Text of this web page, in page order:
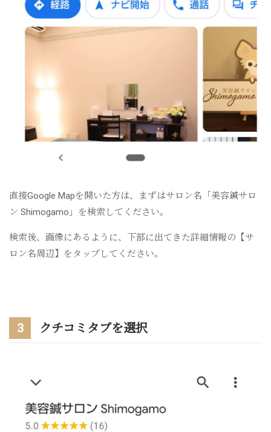
直接Google Mapを開いた方は、まずはサロン名「美容鍼サロ
ン Shimogamo」を検索してください。
検索後、画像にあるように、下部に出てきた詳細情報の【サ
ロン名周辺】をタップしてください。
3 クチコミタブを選択